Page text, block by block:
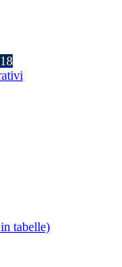
18
tabelle)